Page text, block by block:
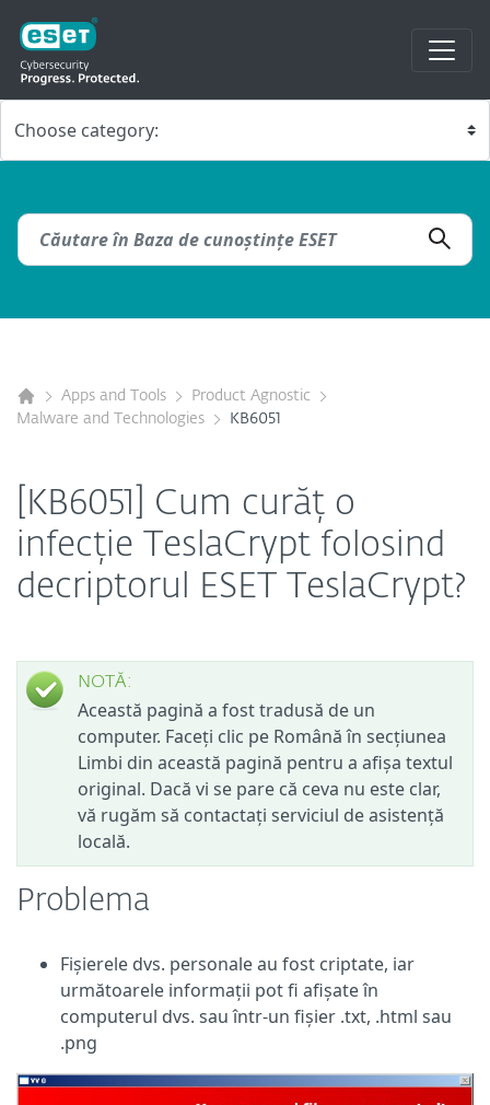
Apps and Tools
Product Agnostic
Malware and Technologies
KB6051
[KB6051] Cum curăț o
infecție TeslaCrypt folosind
decriptorul ESET TeslaCrypt?
NOTĂ:
Această pagină a fost tradusă de un
computer. Faceți clic pe Română în secțiunea
Limbi din această pagină pentru a afișa textul
original. Dacă vi se pare că ceva nu este clar,
vă rugăm să contactați serviciul de asistență
locală.
Problema
Fișierele dvs. personale au fost criptate, iar
următoarele informații pot fi afișate în
computerul dvs. sau într-un fișier .txt, .html sau
.png